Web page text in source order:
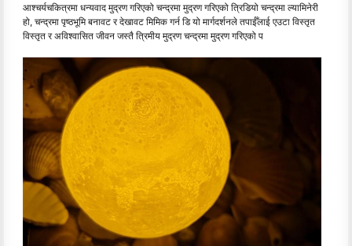
आश्चर्यचकित्रमा धन्यवाद मुद्रण गरिएको चन्द्रमा मुद्रण गरिएको त्रिडियो चन्द्रमा ल्यामिनेरी
हो, चन्द्रमा पृष्ठभूमि बनावट र देखावट मिमिक गर्न डि यो मार्गदर्शनले तपाईँलाई एउटा विस्तृत
विस्तृत र अविश्वासित जीवन जस्तै त्रिमीय मुद्रण चन्द्रमा मुद्रण गरिएको प